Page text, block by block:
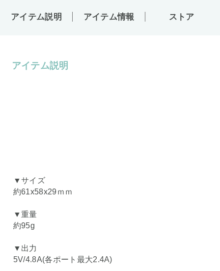
アイテム説明 アイテム情報 ストア
アイテム説明
▼サイズ
約61x58x29ｍｍ
▼重量
約95g
▼出力
5V/4.8A(各ポート最大2.4A)